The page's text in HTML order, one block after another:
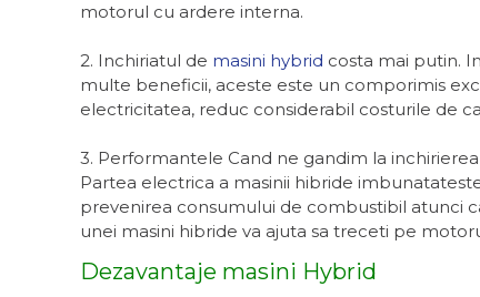
motorul cu ardere interna.
2. Inchiriatul de masini hybrid costa mai putin.
multe beneficii, aceste este un comporimis
electricitatea, reduc considerabil costurile de
3. Performantele Cand ne gandim la
Partea electrica a masinii hibride
prevenirea consumului de combustibil atunci
unei masini hibride va ajuta sa treceti pe
Dezavantaje masini Hybrid